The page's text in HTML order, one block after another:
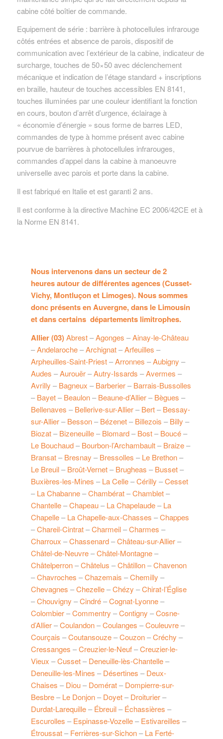
cabine côté boîtier de commande.
Equipement de série : barrière à photocellules infrarouge
côtés entrées et absence de parois, dispositif de
communication avec l’extérieur de la cabine, indicateur de
surcharge, touches de 50×50 avec déclenchement
mécanique et indication de l’étage standard + inscriptions
en braille, hauteur de touches accessibles EN 8141,
touches illuminées par une couleur identifiant la fonction
en cours, bouton d’arrêt d’urgence, éclairage à
« économie d’énergie » sous forme de barres LED,
commandes de type à homme présent avec cabine
pourvue de barrières à photocellules infrarouges,
commandes d’appel dans la cabine à manoeuvre
universelle avec parois et porte dans la cabine.
Il est fabriqué en Italie et est garanti 2 ans.
Il est conforme à la directive Machine EC 2006/42CE et à
la Norme EN 8141.
Nous intervenons dans un secteur de 2
heures autour de différentes agences (Cusset-
Vichy, Montluçon et Limoges). Nous sommes
donc présents en Auvergne, dans le Limousin
et dans certains départements limitrophes.
Allier (03)Abrest–Agonges –Ainay-le-Château
–Andelaroche–Archignat–Arfeuilles –
Arpheuilles-Saint-Priest–Arronnes –Aubigny –
Audes –Aurouër–Autry-Issards –Avermes –
Avrilly –Bagneux –Barberier–Barrais-Bussolles
–Bayet–Beaulon–Beaune-d’Allier–Bègues –
Bellenaves –Bellerive-sur-Allier–Bert–Bessay-
sur-Allier–Besson–Bézenet–Billezois –Billy –
Biozat–Bizeneuille–Blomard–Bost–Boucé–
Le Bouchaud–Bourbon-l’Archambault–Braize–
Bransat–Bresnay –Bressolles –Le Brethon–
Le Breuil–Broût-Vernet–Brugheas –Busset–
Buxières-les-Mines –La Celle–Cérilly –Cesset
–La Chabanne–Chambérat–Chamblet–
Chantelle–Chapeau–La Chapelaude–La
Chapelle–La Chapelle-aux-Chasses –Chappes
–Chareil-Cintrat–Charmeil–Charmes –
Charroux –Chassenard–Château-sur-Allier–
Châtel-de-Neuvre–Châtel-Montagne–
Châtelperron–Châtelus –Châtillon–Chavenon
–Chavroches –Chazemais –Chemilly –
Chevagnes –Chezelle–Chézy –Chirat-l’Église
–Chouvigny –Cindré–Cognat-Lyonne–
Colombier–Commentry –Contigny –Cosne-
d’Allier–Coulandon–Coulanges –Couleuvre–
Courçais –Coutansouze–Couzon–Créchy –
Cressanges –Creuzier-le-Neuf–Creuzier-le-
Vieux –Cusset–Deneuille-lès-Chantelle–
Deneuille-les-Mines –Désertines –Deux-
Chaises –Diou–Domérat–Dompierre-sur-
Besbre–Le Donjon–Doyet–Droiturier–
Durdat-Larequille–Ébreuil–Échassières –
Escurolles –Espinasse-Vozelle–Estivareilles –
Étroussat–Ferrières-sur-Sichon–La Ferté-